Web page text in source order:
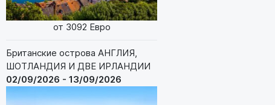
от 3092 Евро
Британские острова АНГЛИЯ,
ШОТЛАНДИЯ И ДВЕ ИРЛАНДИИ
02/09/2026 - 13/09/2026